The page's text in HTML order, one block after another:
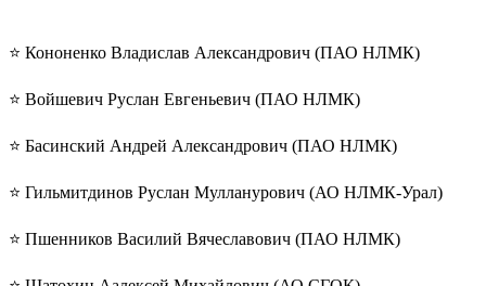
⭐️ Кононенко Владислав Александрович (ПАО НЛМК)
⭐️ Войшевич Руслан Евгеньевич (ПАО НЛМК)
⭐️ Басинский Андрей Александрович (ПАО НЛМК)
⭐️ Гильмитдинов Руслан Мулланурович (АО НЛМК-Урал)
⭐️ Пшенников Василий Вячеславович (ПАО НЛМК)